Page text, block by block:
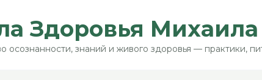
Здоровья Михаила
осознанности, знаний и живого здоровья — практики,